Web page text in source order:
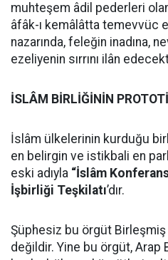
muhteşem âdil pederleri olan
âfâk-ı kemâlâtta temevvüc
nazarında, feleğin inadına,
ezeliyenin sırrını ilân
İSLÂM BİRLİĞİNİN
İslâm ülkelerinin kurduğu
en belirgin ve istikbali en
eski adıyla “İslâm
İşbirliği Teşkilatı’dır.
Şüphesiz bu örgüt
değildir. Yine bu örgüt, Arap